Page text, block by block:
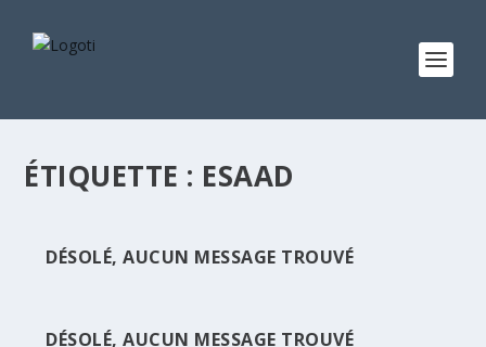
ÉTIQUETTE : ESAAD
DÉSOLÉ, AUCUN MESSAGE TROUVÉ
DÉSOLÉ, AUCUN MESSAGE TROUVÉ